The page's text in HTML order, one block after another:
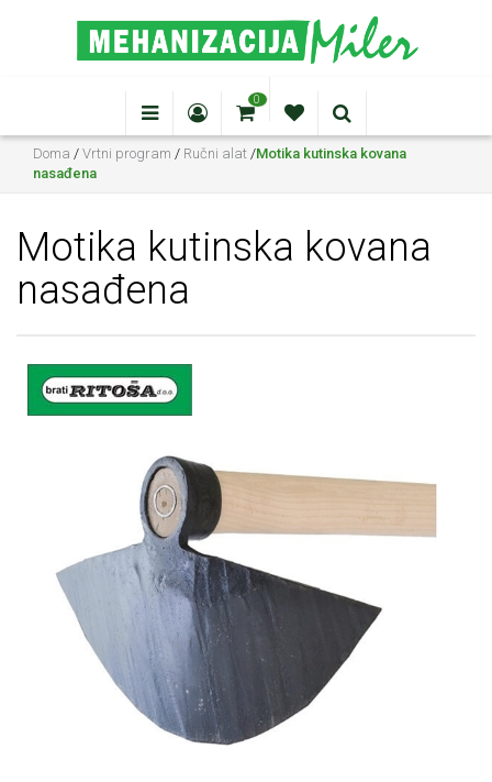
0
Doma / Vrtni program / Ručni alat /Motika kutinska kovana
nasađena
Motika kutinska kovana
nasađena